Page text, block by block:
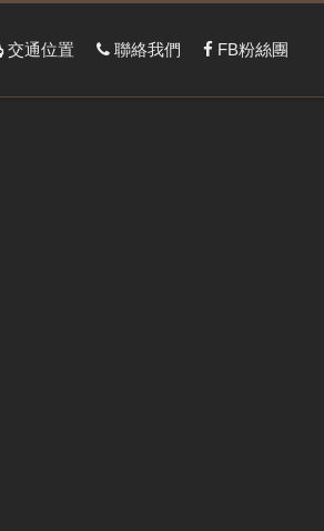
交通位置 聯絡我們 FB粉絲團